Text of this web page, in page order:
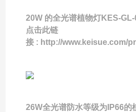
20W 的全光谱植物灯KES-
点击此链
接 : http://www.keisue.com/
26W全光谱防水等级为IP66的